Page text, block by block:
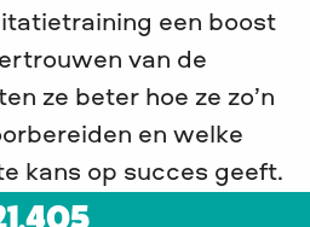
een boost
van de
ze beter hoe ze zo’n
en welke
kans op succes geeft.